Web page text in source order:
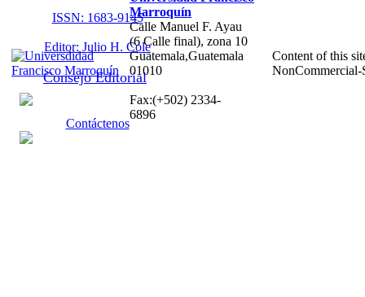
ISSN: 1683-9145
Editor: Julio H. Cole
Consejo Editorial
Contáctenos
Marroquín
Calle Manuel F. Ayau
(6 Calle final), zona 10
Guatemala,Guatemala
01010
Fax:(+502) 2334-
6896
Content of this
NonCommercial-